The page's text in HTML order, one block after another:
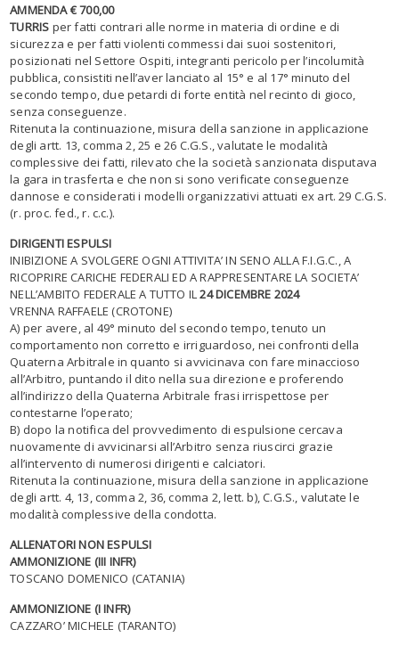
AMMENDA € 700,00
TURRIS per fatti contrari alle norme in materia di ordine e di
sicurezza e per fatti violenti commessi dai suoi sostenitori,
posizionati nel Settore Ospiti, integranti pericolo per l’incolumità
pubblica, consistiti nell’aver lanciato al 15° e al 17° minuto del
secondo tempo, due petardi di forte entità nel recinto di gioco,
senza conseguenze.
Ritenuta la continuazione, misura della sanzione in applicazione
degli artt. 13, comma 2, 25 e 26 C.G.S., valutate le modalità
complessive dei fatti, rilevato che la società sanzionata disputava
la gara in trasferta e che non si sono verificate conseguenze
dannose e considerati i modelli organizzativi attuati ex art. 29 C.G.S.
(r. proc. fed., r. c.c.).
DIRIGENTI ESPULSI
INIBIZIONE A SVOLGERE OGNI ATTIVITA’ IN SENO ALLA F.I.G.C., A
RICOPRIRE CARICHE FEDERALI ED A RAPPRESENTARE LA SOCIETA’
NELL’AMBITO FEDERALE A TUTTO IL24 DICEMBRE 2024
VRENNA RAFFAELE (CROTONE)
A) per avere, al 49° minuto del secondo tempo, tenuto un
comportamento non corretto e irriguardoso, nei confronti della
Quaterna Arbitrale in quanto si avvicinava con fare minaccioso
all’Arbitro, puntando il dito nella sua direzione e proferendo
all’indirizzo della Quaterna Arbitrale frasi irrispettose per
contestarne l’operato;
B) dopo la notifica del provvedimento di espulsione cercava
nuovamente di avvicinarsi all’Arbitro senza riuscirci grazie
all’intervento di numerosi dirigenti e calciatori.
Ritenuta la continuazione, misura della sanzione in applicazione
degli artt. 4, 13, comma 2, 36, comma 2, lett. b), C.G.S., valutate le
modalità complessive della condotta.
ALLENATORI NON ESPULSI
AMMONIZIONE (III INFR)
TOSCANO DOMENICO (CATANIA)
AMMONIZIONE (I INFR)
CAZZARO’ MICHELE (TARANTO)